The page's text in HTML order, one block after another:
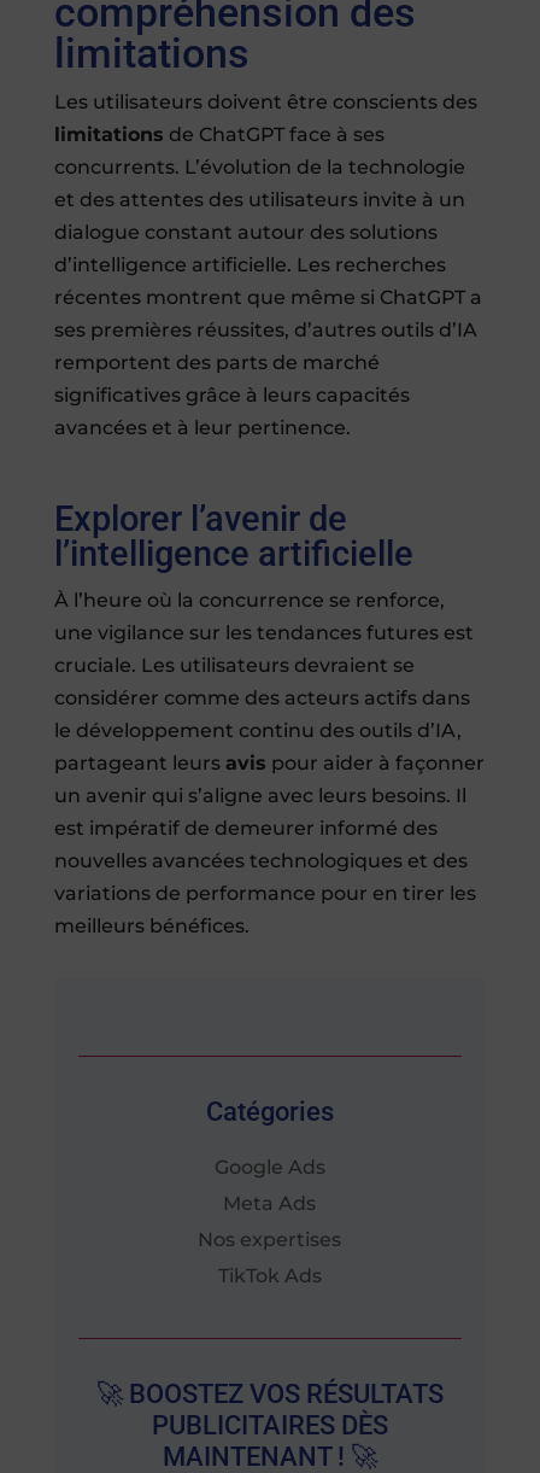
compréhension des
limitations
Les utilisateurs doivent être conscients des
limitations de ChatGPT face à ses
concurrents. L’évolution de la technologie
et des attentes des utilisateurs invite à un
dialogue constant autour des solutions
d’intelligence artificielle. Les recherches
récentes montrent que même si ChatGPT a
ses premières réussites, d’autres outils d’IA
remportent des parts de marché
significatives grâce à leurs capacités
avancées et à leur pertinence.
Explorer l’avenir de
l’intelligence artificielle
À l’heure où la concurrence se renforce,
une vigilance sur les tendances futures est
cruciale. Les utilisateurs devraient se
considérer comme des acteurs actifs dans
le développement continu des outils d’IA,
partageant leurs avis pour aider à façonner
un avenir qui s’aligne avec leurs besoins. Il
est impératif de demeurer informé des
nouvelles avancées technologiques et des
variations de performance pour en tirer les
meilleurs bénéfices.
Catégories
Google Ads
Meta Ads
Nos expertises
TikTok Ads
🚀 BOOSTEZ VOS RÉSULTATS
PUBLICITAIRES DÈS
MAINTENANT ! 🚀